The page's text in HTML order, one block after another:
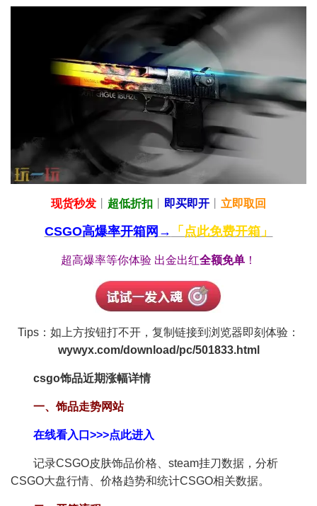
现货秒发 超低折扣 即买即开 立即取回
CSGO高爆率开箱网→ 「点此免费开箱」
超高爆率等你体验 出金出红全额免单 ！
Tips：如上方按钮打不开，复制链接到浏览器即刻体验：
wywyx.com/download/pc/501833.html
csgo饰品近期涨幅详情
一、饰品走势网站
在线看入口>>>点此进入
记录CSGO皮肤饰品价格、steam挂刀数据，分析
CSGO大盘行情、价格趋势和统计CSGO相关数据。